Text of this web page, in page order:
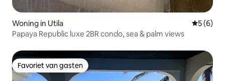
Woning in Utila
5 (6)
Papaya Republic luxe 2BR condo, sea & palm views
Favoriet van gasten
Favoriet van gasten